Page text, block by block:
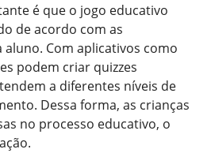
é que o jogo educativo
de acordo com as
aluno. Com aplicativos como
podem criar quizzes
a diferentes níveis de
Dessa forma, as crianças
no processo educativo, o